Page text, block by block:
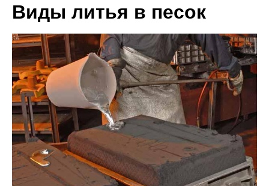
Виды литья в песок